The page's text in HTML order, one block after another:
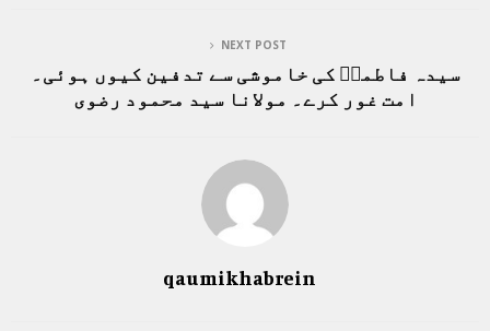
NEXT POST
سیدہ فاطمہؑ کی خاموشی سے تدفین کیوں ہوئی۔
امت غور کرے۔ مولانا سید محمود رضوی
qaumikhabrein